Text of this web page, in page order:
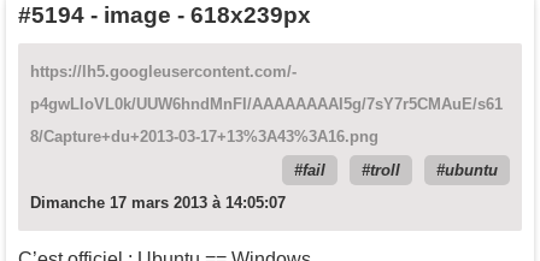
#5194 - image - 618x239px
https://lh5.googleusercontent.com/-
p4gwLIoVL0k/UUW6hndMnFI/AAAAAAAAI5g/7sY7r5CMAuE/s61
8/Capture+du+2013-03-17+13%3A43%3A16.png
fail
troll
ubuntu
Dimanche 17 mars 2013 à 14:05:07